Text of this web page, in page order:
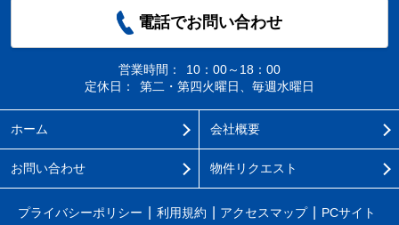
電話でお問い合わせ
営業時間：
10：00～18：00
定休日：
第二・第四火曜日、毎週水曜日
ホーム 会社概要
お問い合わせ 物件リクエスト
プライバシーポリシー 利用規約 アクセスマップ
PCサイト